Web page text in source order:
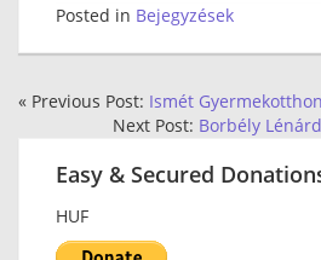
Posted in Bejegyzések
« Previous Post: Ismét
Next Post: Borbély
Easy & Secured
HUF